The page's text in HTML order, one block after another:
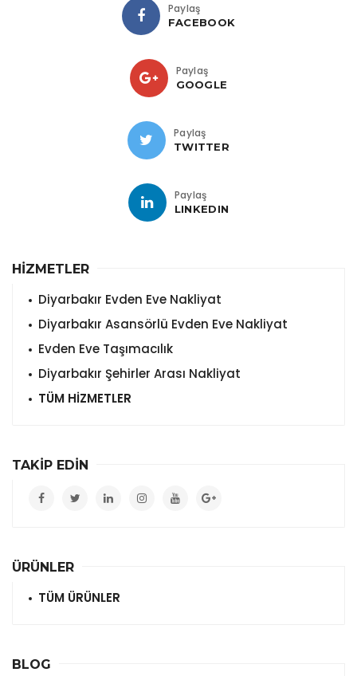
Paylaş
FACEBOOK
Paylaş
GOOGLE
Paylaş
TWITTER
Paylaş
LINKEDIN
HİZMETLER
Diyarbakır Evden Eve Nakliyat
Diyarbakır Asansörlü Evden Eve Nakliyat
Evden Eve Taşımacılık
Diyarbakır Şehirler Arası Nakliyat
TÜM HİZMETLER
TAKİP EDİN
ÜRÜNLER
TÜM ÜRÜNLER
BLOG